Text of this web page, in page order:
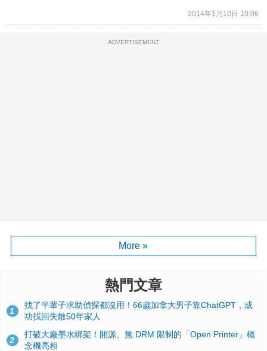
2014年1月10日 10:06
ADVERTISEMENT
More »
熱門文章
1
找了半輩子求助偵探都沒用！66歲加拿大男子靠ChatGPT，成
功找回失散50年家人
2
打破大廠墨水綁架！開源、無 DRM 限制的「Open Printer」概
念機亮相